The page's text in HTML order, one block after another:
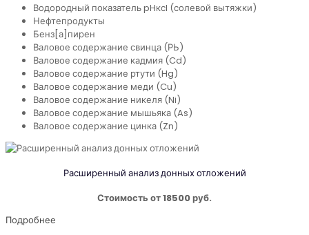
Водородный показатель pHксl (солевой вытяжки)
Нефтепродукты
Бенз[а]пирен
Валовое содержание свинца (РЬ)
Валовое содержание кадмия (Cd)
Валовое содержание ртути (Hg)
Валовое содержание меди (Cu)
Валовое содержание никеля (Ni)
Валовое содержание мышьяка (As)
Валовое содержание цинка (Zn)
Расширенный анализ донных отложений
Стоимость от 18500 руб.
Подробнее